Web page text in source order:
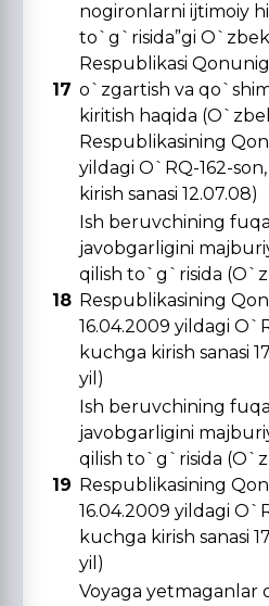
17
nogironlarni ijtimoiy
to`g`risida”gi
Respublikasi
o`zgartish va
kiritish haqida
Respublikasining
yildagi O`RQ-162-
kirish sanasi 12.07.08)
18
Ish beruvchining
javobgarligini
qilish to`g`risida
Respublikasining
16.04.2009 yildagi
kuchga kirish sanasi
yil)
19
Ish beruvchining
javobgarligini
qilish to`g`risida
Respublikasining
16.04.2009 yildagi
kuchga kirish sanasi
yil)
Voyaga yetmaganlar